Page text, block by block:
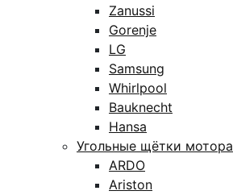
Zanussi
Gorenje
LG
Samsung
Whirlpool
Bauknecht
Hansa
Угольные щётки мотора
ARDO
Ariston